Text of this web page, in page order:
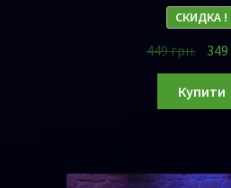
СКИДКА !
449грн. 349
Купити